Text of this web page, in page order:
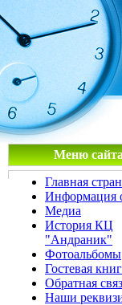
Меню
Главная
Информация
Медиа
История КЦ
"Андраник"
Фотоальбомы
Гостевая
Обратная
Наши